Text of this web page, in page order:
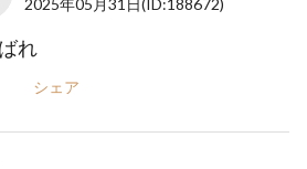
れ
シェア